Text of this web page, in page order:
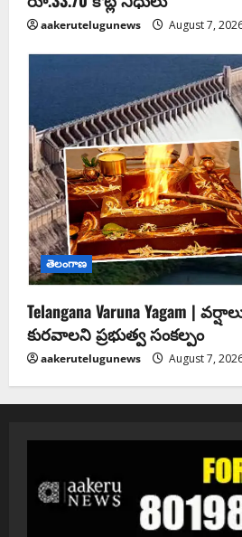
aakerutelugunews August 7,
తెలంగాణ
Telangana Varuna Yagam |
కురవాలని ప్రభుత్వ సంకల్పం
aakerutelugunews August 7,